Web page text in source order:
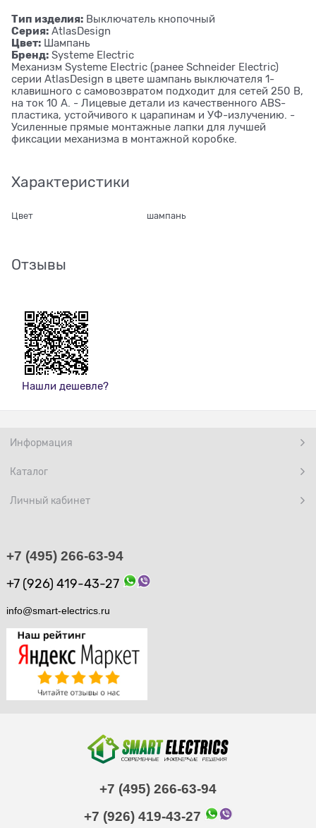
Тип изделия: Выключатель кнопочный
Серия: AtlasDesign
Цвет: Шампань
Бренд: Systeme Electric
Механизм Systeme Electric (ранее Schneider Electric)
серии AtlasDesign в цвете шампань выключателя 1-
клавишного с самовозвратом подходит для сетей 250 В,
на ток 10 А. - Лицевые детали из качественного ABS-
пластика, устойчивого к царапинам и УФ-излучению. -
Усиленные прямые монтажные лапки для лучшей
фиксации механизма в монтажной коробке.
Характеристики
Цвет шампань
Отзывы
Нашли дешевле?
Информация
Каталог
Личный кабинет
+7 (495) 266-63-94
+7 (926) 419-43-27
info@smart-electrics.ru
+7 (495) 266-63-94
+7 (926) 419-43-27